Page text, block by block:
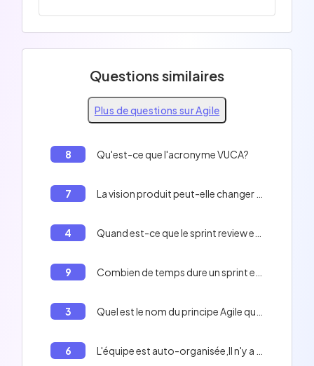
Questions similaires
Plus de questions sur Agile
8 Qu'est-ce que l'acronyme VUCA?
7
4
9
3
6